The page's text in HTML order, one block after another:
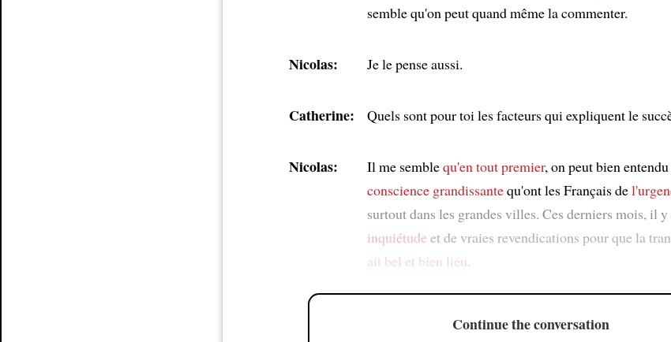
semble qu'on peut quand même la commenter.
Nicolas: Je le pense aussi.
Catherine: Quels sont pour toi les facteurs qui expliquent le
Nicolas: Il me semblequ'en tout premier, on peut bien
conscience grandissantequ'ont les Français de
surtout dans les grandes villes. Ces derniers mois, il y
inquiétude et de vraies revendications pour que la
ait bel et bien lieu.
Continue the conversation